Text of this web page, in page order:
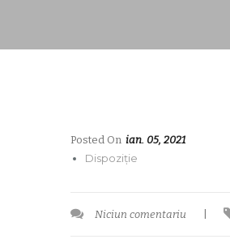
Posted On ian. 05, 2021
Dispoziție
Niciun comentariu